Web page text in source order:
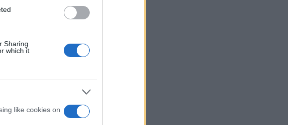
Sharing
which it
like cookies on